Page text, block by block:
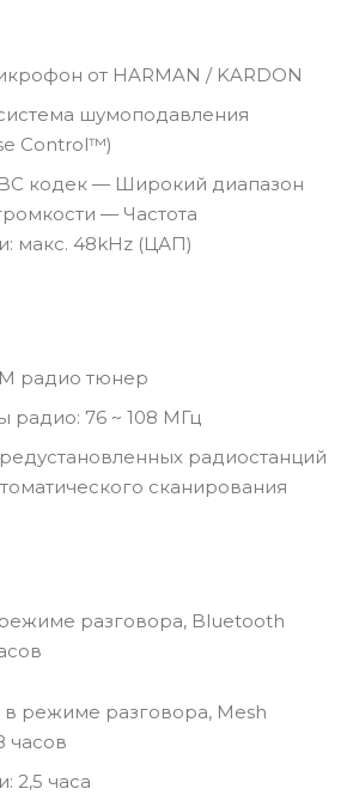
от HARMAN / KARDON
шумоподавления
Control™)
кодек — Широкий диапазон
— Частота
макс. 48kHz (ЦАП)
радио тюнер
радио: 76 ~ 108 МГц
радиостанций
сканирования
разговора, Bluetooth
режиме разговора, Mesh
часов
2,5 часа